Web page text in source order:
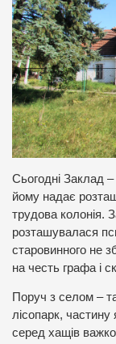
Сьогодні Заклад
йому надає
трудова колонія.
розташувалася
старовинного не
на честь графа і
Поруч з селом –
лісопарк,
серед хащів